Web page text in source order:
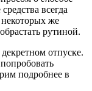
всегда
же
рутиной.
отпуске.
подробнее в